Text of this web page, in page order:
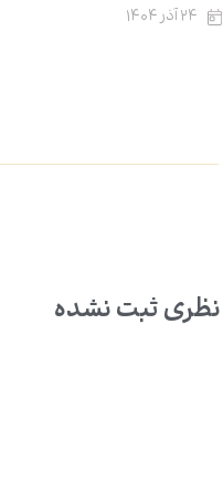
۲۴ آذر ۱۴۰۴
نظری ثبت نشده